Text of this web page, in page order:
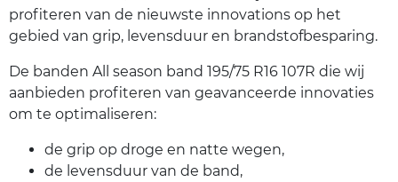
profiteren van de nieuwste innovations op het
gebied van grip, levensduur en brandstofbesparing.
De banden All season band 195/75 R16 107R die wij
aanbieden profiteren van geavanceerde innovaties
om te optimaliseren:
de grip op droge en natte wegen,
de levensduur van de band,